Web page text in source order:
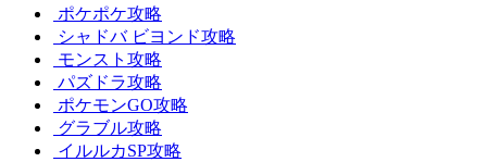
ポケポケ攻略
シャドバ ビヨンド攻略
モンスト攻略
パズドラ攻略
ポケモンGO攻略
グラブル攻略
イルルカSP攻略